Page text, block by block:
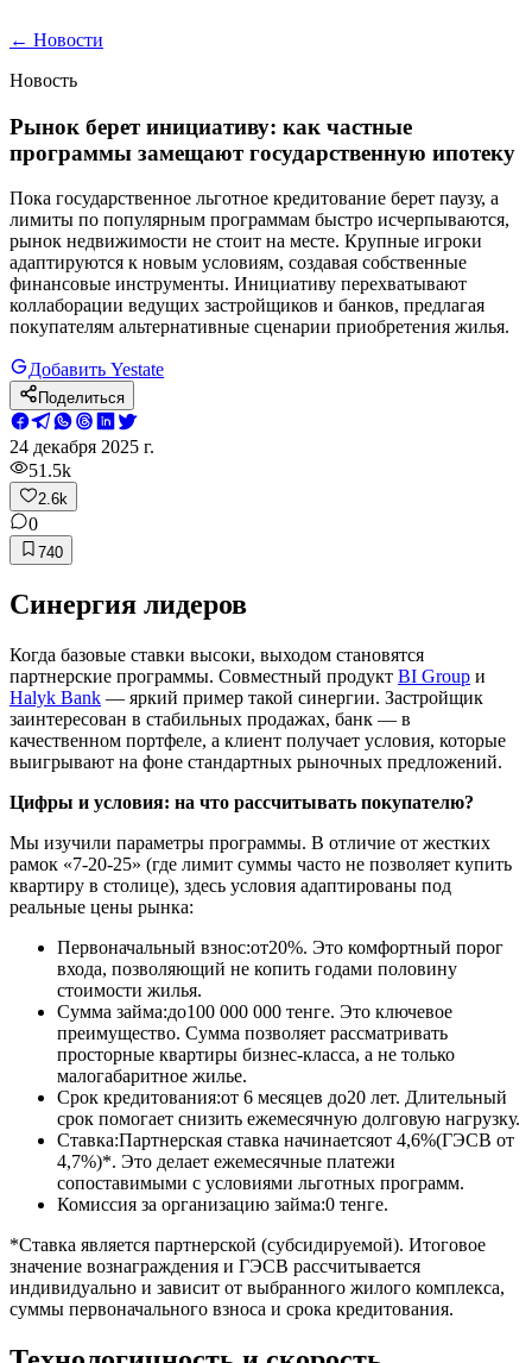
← Новости
Новость
Рынок берет инициативу: как частные
программы замещают государственную ипотеку
Пока государственное льготное кредитование берет паузу, а
лимиты по популярным программам быстро исчерпываются,
рынок недвижимости не стоит на месте. Крупные игроки
адаптируются к новым условиям, создавая собственные
финансовые инструменты. Инициативу перехватывают
коллаборации ведущих застройщиков и банков, предлагая
покупателям альтернативные сценарии приобретения жилья.
Добавить Yestate
Поделиться
24 декабря 2025 г.
51.5k
2.6k
0
740
Синергия лидеров
Когда базовые ставки высоки, выходом становятся
партнерские программы. Совместный продукт BI Group и
Halyk Bank — яркий пример такой синергии. Застройщик
заинтересован в стабильных продажах, банк — в
качественном портфеле, а клиент получает условия, которые
выигрывают на фоне стандартных рыночных предложений.
Цифры и условия: на что рассчитывать покупателю?
Мы изучили параметры программы. В отличие от жестких
рамок «7-20-25» (где лимит суммы часто не позволяет купить
квартиру в столице), здесь условия адаптированы под
реальные цены рынка:
Первоначальный взнос:от20%. Это комфортный порог
входа, позволяющий не копить годами половину
стоимости жилья.
Сумма займа:до100 000 000 тенге. Это ключевое
преимущество. Сумма позволяет рассматривать
просторные квартиры бизнес-класса, а не только
малогабаритное жилье.
Срок кредитования:от 6 месяцев до20 лет. Длительный
срок помогает снизить ежемесячную долговую нагрузку.
Ставка:Партнерская ставка начинаетсяот 4,6%(ГЭСВ от
4,7%)*. Это делает ежемесячные платежи
сопоставимыми с условиями льготных программ.
Комиссия за организацию займа:0 тенге.
*Ставка является партнерской (субсидируемой). Итоговое
значение вознаграждения и ГЭСВ рассчитывается
индивидуально и зависит от выбранного жилого комплекса,
суммы первоначального взноса и срока кредитования.